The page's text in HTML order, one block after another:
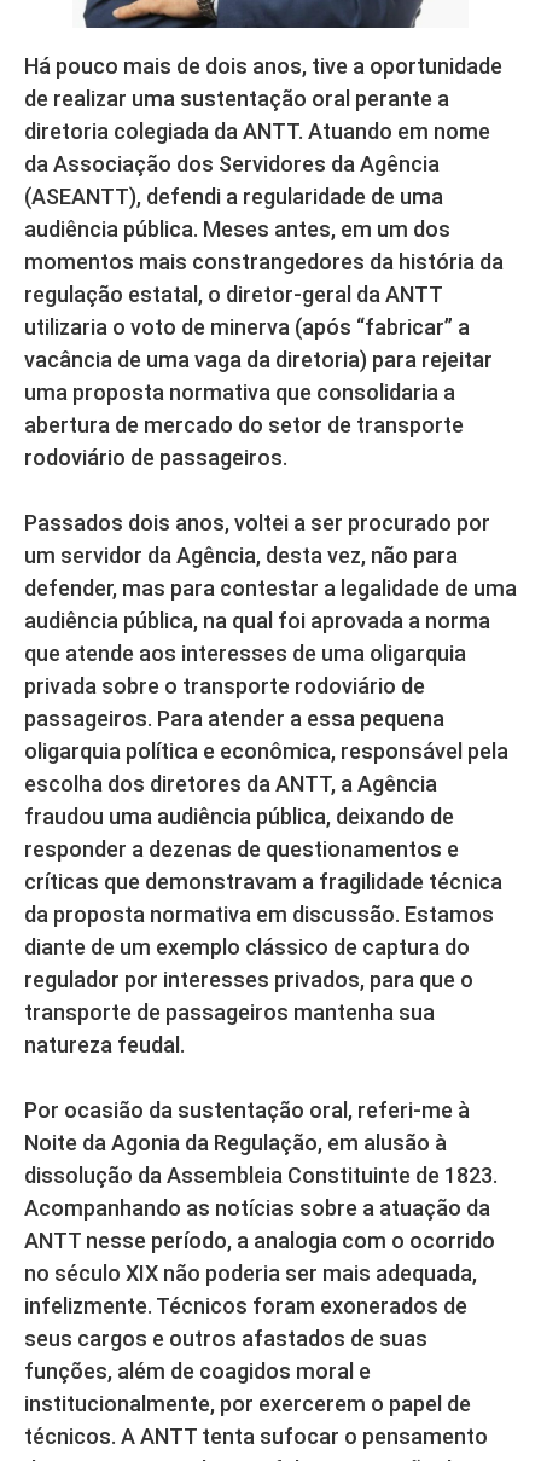
Há pouco mais de dois anos, tive a oportunidade
de realizar uma sustentação oral perante a
diretoria colegiada da ANTT. Atuando em nome
da Associação dos Servidores da Agência
(ASEANTT), defendi a regularidade de uma
audiência pública. Meses antes, em um dos
momentos mais constrangedores da história da
regulação estatal, o diretor-geral da ANTT
utilizaria o voto de minerva (após “fabricar” a
vacância de uma vaga da diretoria) para rejeitar
uma proposta normativa que consolidaria a
abertura de mercado do setor de transporte
rodoviário de passageiros.
Passados dois anos, voltei a ser procurado por
um servidor da Agência, desta vez, não para
defender, mas para contestar a legalidade de uma
audiência pública, na qual foi aprovada a norma
que atende aos interesses de uma oligarquia
privada sobre o transporte rodoviário de
passageiros. Para atender a essa pequena
oligarquia política e econômica, responsável pela
escolha dos diretores da ANTT, a Agência
fraudou uma audiência pública, deixando de
responder a dezenas de questionamentos e
críticas que demonstravam a fragilidade técnica
da proposta normativa em discussão. Estamos
diante de um exemplo clássico de captura do
regulador por interesses privados, para que o
transporte de passageiros mantenha sua
natureza feudal.
Por ocasião da sustentação oral, referi-me à
Noite da Agonia da Regulação, em alusão à
dissolução da Assembleia Constituinte de 1823.
Acompanhando as notícias sobre a atuação da
ANTT nesse período, a analogia com o ocorrido
no século XIX não poderia ser mais adequada,
infelizmente. Técnicos foram exonerados de
seus cargos e outros afastados de suas
funções, além de coagidos moral e
institucionalmente, por exercerem o papel de
técnicos. A ANTT tenta sufocar o pensamento